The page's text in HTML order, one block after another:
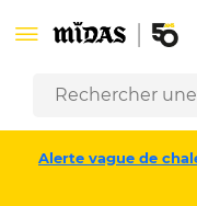
Alerte vague de